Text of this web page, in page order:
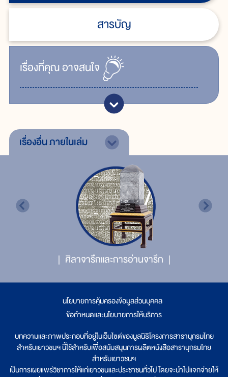
สารบัญ
เรื่ิองที่คุณอาจสนใจ
เรื่องอื่นภายในเล่ม
ศิลาจารึกและการอ่านจารึก
นโยบายการคุ้มครองข้อมูลส่วนบุคคล
ข้อกำหนดและนโยบายการให้บริการ
บทความและภาพประกอบที่อยู่ในเว็บไซต์ของมูลนิธิโครงการสารานุกรมไทย
สำหรับเยาวชนฯ นี้ใช้สำหรับเพื่อสนับสนุนการผลิตหนังสือสารานุกรมไทย
สำหรับเยาวชนฯ
เป็นการเผยแพร่วิชาการให้แก่เยาวชนและประชาชนทั่วไป โดยจะนำไปแจกจ่ายให้